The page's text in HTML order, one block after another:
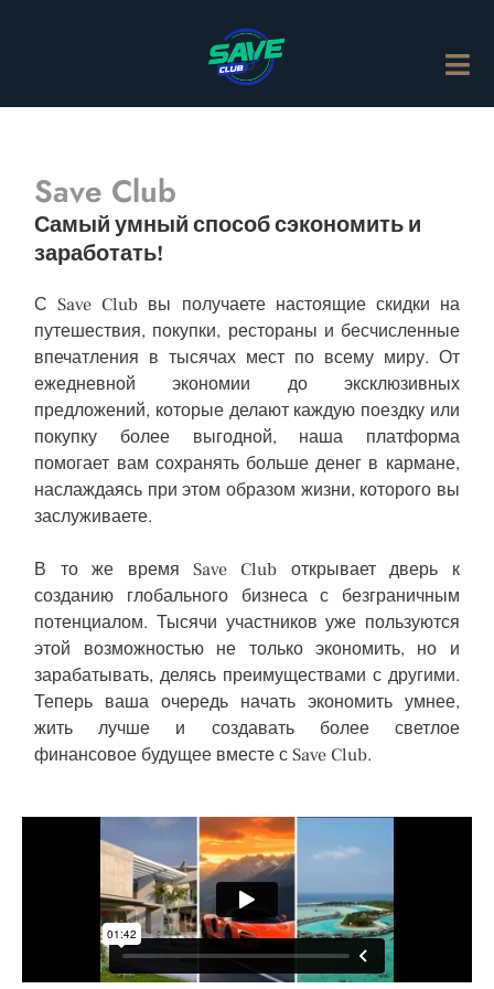
Save Club
Самый умный способ сэкономить и
заработать!
С Save Club вы получаете настоящие скидки на
путешествия, покупки, рестораны и бесчисленные
впечатления в тысячах мест по всему миру. От
ежедневной экономии до эксклюзивных
предложений, которые делают каждую поездку или
покупку более выгодной, наша платформа
помогает вам сохранять больше денег в кармане,
наслаждаясь при этом образом жизни, которого вы
заслуживаете.
В то же время Save Club открывает дверь к
созданию глобального бизнеса с безграничным
потенциалом. Тысячи участников уже пользуются
этой возможностью не только экономить, но и
зарабатывать, делясь преимуществами с другими.
Теперь ваша очередь начать экономить умнее,
жить лучше и создавать более светлое
финансовое будущее вместе с Save Club.